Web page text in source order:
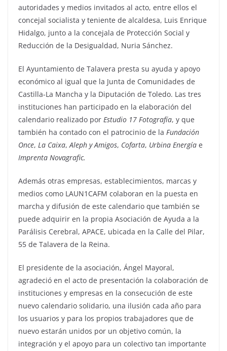
autoridades y medios invitados al acto, entre ellos el
concejal socialista y teniente de alcaldesa, Luis Enrique
Hidalgo, junto a la concejala de Protección Social y
Reducción de la Desigualdad, Nuria Sánchez.
El Ayuntamiento de Talavera presta su ayuda y apoyo
económico al igual que la Junta de Comunidades de
Castilla-La Mancha y la Diputación de Toledo. Las tres
instituciones han participado en la elaboración del
calendario realizado por Estudio 17 Fotografía, y que
también ha contado con el patrocinio de la Fundación
Once, La Caixa,Aleph y Amigos, Cofarta, Urbina Energía e
Imprenta Novagrafic.
Además otras empresas, establecimientos, marcas y
medios como LAUN1CAFM colaboran en la puesta en
marcha y difusión de este calendario que también se
puede adquirir en la propia Asociación de Ayuda a la
Parálisis Cerebral, APACE, ubicada en la Calle del Pilar,
55 de Talavera de la Reina.
El presidente de la asociación, Ángel Mayoral,
agradeció en el acto de presentación la colaboración de
instituciones y empresas en la consecución de este
nuevo calendario solidario, una ilusión cada año para
los usuarios y para los propios trabajadores que de
nuevo estarán unidos por un objetivo común, la
integración y el apoyo para un colectivo tan importante